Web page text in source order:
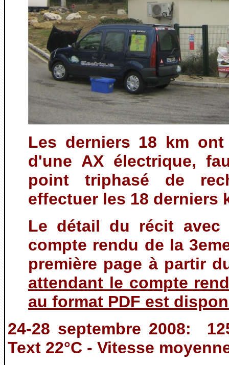
Les derniers 18 km
d'une AX électrique,
point triphasé de
effectuer les 18 derniers
Le détail du récit avec
compte rendu de la
première page à partir
attendant le compte
au format PDF est
24-28 septembre 2008:
Text 22°C - Vitesse